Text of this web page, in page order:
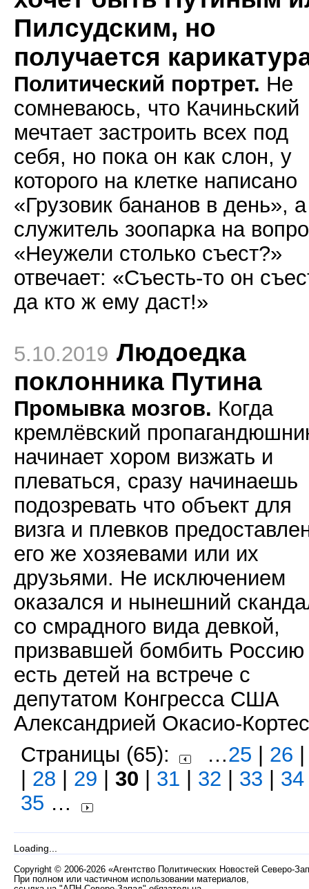
Пилсудским, но
получается
Политический портрет. Не
сомневаюсь, что Качиньский
мечтает застроить всех под
себя, но пока он как слон, у
которого на клетке написано
«Грузовик бананов в день», а
служитель зоопарка на
«Неужели столько съест?»
отвечает: «Съесть-то он
да кто ж ему даст!»
5.10.2019 Людоедка
поклонника Путина
Промывка мозгов. Когда
кремлёвский
начинает хором визжать и
плеваться, сразу начинаешь
подозревать что объект для
визга и плевков
его же хозяевами или их
друзьями. Не исключением
оказался и нынешний
со смрадного вида девкой,
призвавшей бомбить Россию
есть детей на встрече с
депутатом Конгресса США
Александрией Окасио-
Страницы (65):
…25 26
28 29 30 31 32 33 34
35 …
Loading...
Copyright © 2006-2026 «Агентство Политических Новостей Северо-
При полном или частичном использовании материалов,